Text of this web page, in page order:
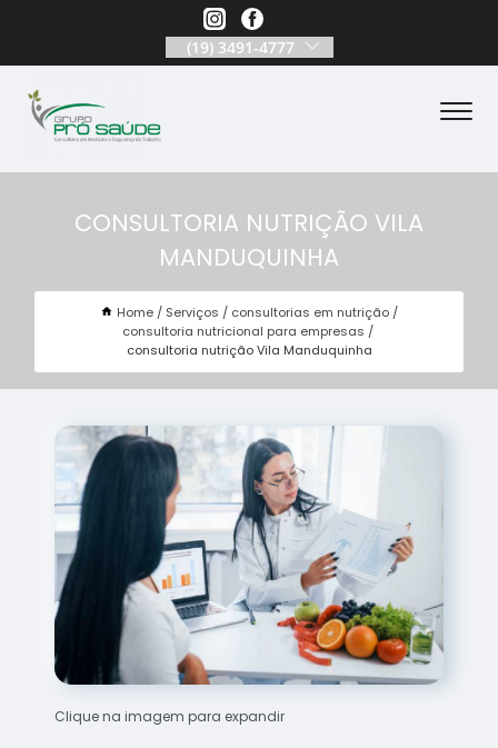
(19) 3491-4777
CONSULTORIA NUTRIÇÃO VILA
MANDUQUINHA
Home Serviços
consultorias em nutrição
consultoria nutricional para empresas
consultoria nutrição Vila Manduquinha
Clique na imagem para expandir